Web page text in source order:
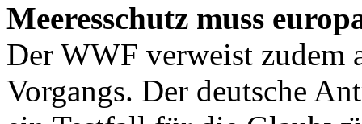
Meeresschutz muss
Der WWF verweist zudem
Vorgangs. Der deutsche